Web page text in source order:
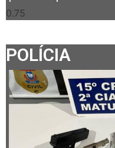
POLÍCIA